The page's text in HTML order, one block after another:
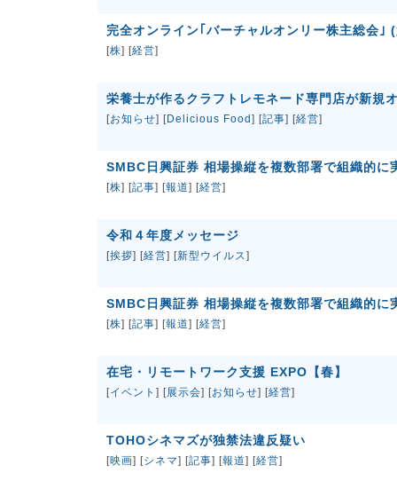
完全オンライン｢バーチャルオンリー株主総会｣
[株] [経営]
栄養士が作るクラフトレモネード専門店が新規
[お知らせ] [Delicious Food ] [記事] [経営]
SMBC日興証券 相場操縦を複数部署で組織的
[株] [記事] [報道] [経営]
令和４年度メッセージ
[挨拶] [経営] [新型ウイルス]
SMBC日興証券 相場操縦を複数部署で組織的
[株] [記事] [報道] [経営]
在宅・リモートワーク支援 EXPO【春】
[イベント ] [展示会] [お知らせ] [経営]
TOHOシネマズが独禁法違反疑い
[映画] [シネマ] [記事] [報道] [経営]